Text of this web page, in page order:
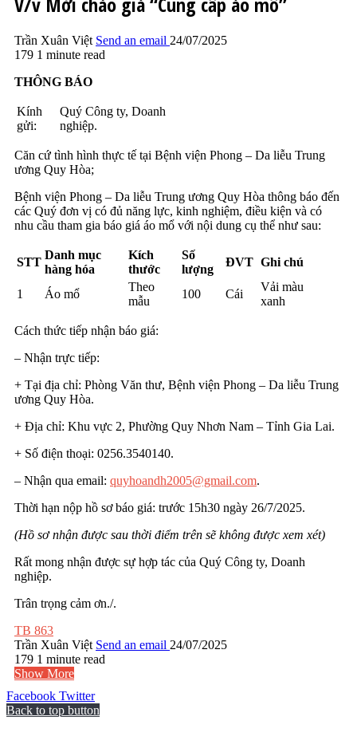
Trần Xuân Việt Send an email 24/07/2025
179 1 minute read
THÔNG BÁO
Kính
gửi:
Quý Công ty, Doanh
nghiệp.
Căn cứ tình hình thực tế tại Bệnh viện Phong – Da liễu Trung
ương Quy Hòa;
Bệnh viện Phong – Da liễu Trung ương Quy Hòa thông báo đến
các Quý đơn vị có đủ năng lực, kinh nghiệm, điều kiện và có
nhu cầu tham gia báo giá áo mổ với nội dung cụ thể như sau:
STT
Danh mục
hàng hóa
Kích
thước
Số
lượng
ĐVT Ghi chú
1 Áo mổ
Theo
mẫu
100 Cái
Vải màu
xanh
Cách thức tiếp nhận báo giá:
– Nhận trực tiếp:
+ Tại địa chỉ: Phòng Văn thư, Bệnh viện Phong – Da liễu Trung
ương Quy Hòa.
+ Địa chỉ: Khu vực 2, Phường Quy Nhơn Nam – Tỉnh Gia Lai.
+ Số điện thoại: 0256.3540140.
– Nhận qua email: quyhoandh2005@gmail.com.
Thời hạn nộp hồ sơ báo giá: trước 15h30 ngày 26/7/2025.
(Hồ sơ nhận được sau thời điểm trên sẽ không được xem xét)
Rất mong nhận được sự hợp tác của Quý Công ty, Doanh
nghiệp.
Trân trọng cảm ơn./.
TB 863
Trần Xuân Việt Send an email 24/07/2025
179 1 minute read
Show More
Facebook Twitter
Back to top button